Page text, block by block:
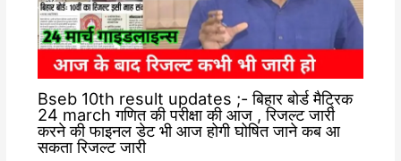
Bseb 10th result updates ;- बिहार बोर्ड मैट्रिक
24 march गणित की परीक्षा की आज , रिजल्ट जारी
करने की फाइनल डेट भी आज होगी घोषित जाने कब आ
सकता रिजल्ट जारी